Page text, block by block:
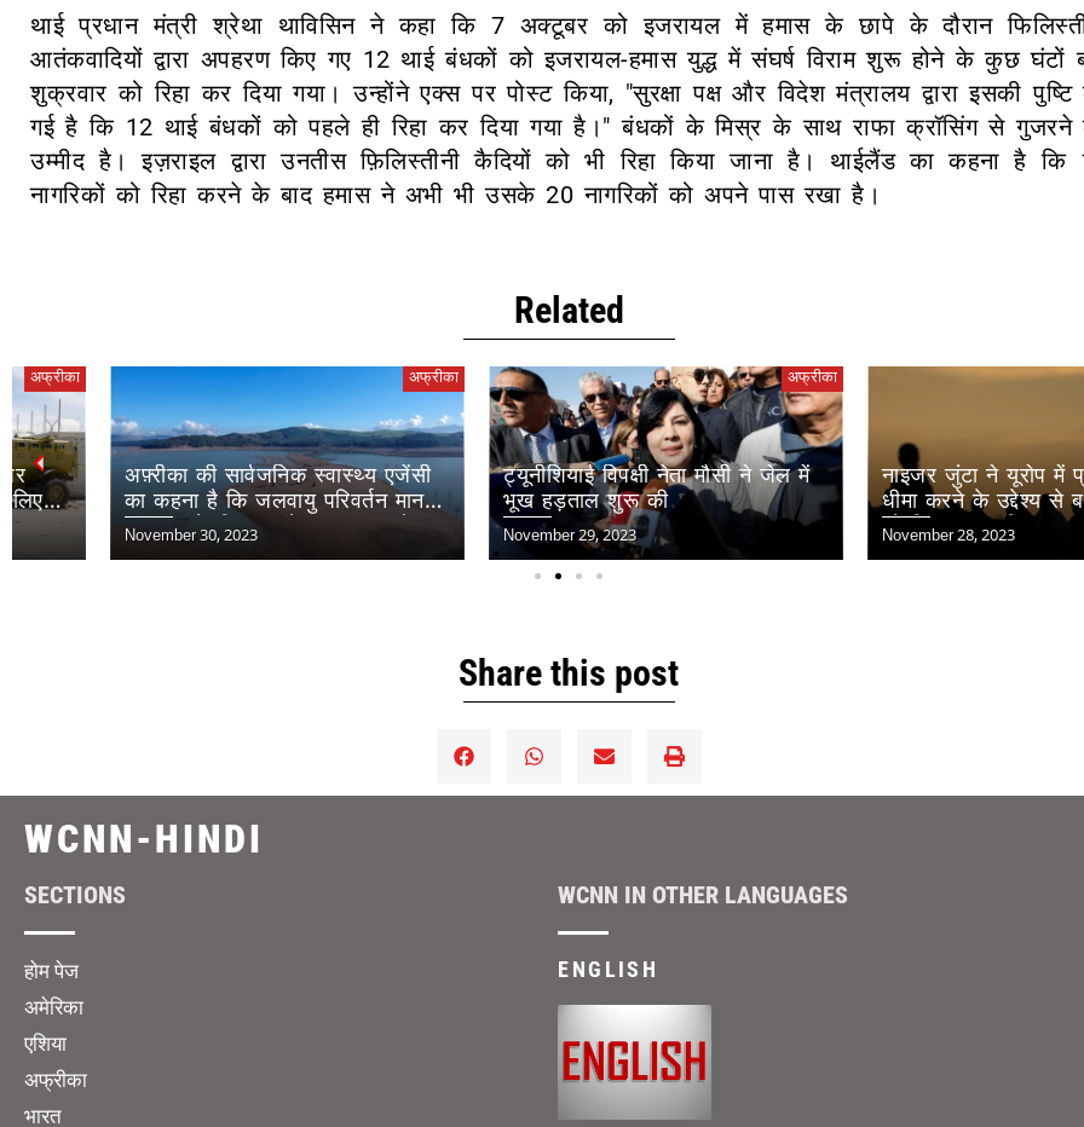
थाई प्रधान मंत्री श्रेथा थाविसिन ने कहा कि 7 अक्टूबर को इजरायल में हमास के छापे के दौरान
आतंकवादियों द्वारा अपहरण किए गए 12 थाई बंधकों को इजरायल-हमास युद्ध में संघर्ष विराम शुरू होने के कुछ घंटों
शुक्रवार को रिहा कर दिया गया। उन्होंने एक्स पर पोस्ट किया, "सुरक्षा पक्ष और विदेश मंत्रालय द्वारा इसकी पुष्टि
गई है कि 12 थाई बंधकों को पहले ही रिहा कर दिया गया है।" बंधकों के मिस्र के साथ राफा क्रॉसिंग से गुजरने
उम्मीद है। इज़राइल द्वारा उनतीस फ़िलिस्तीनी कैदियों को भी रिहा किया जाना है। थाईलैंड का कहना है कि
नागरिकों को रिहा करने के बाद हमास ने अभी भी उसके 20 नागरिकों को अपने पास रखा है।
Related
अफ़्रीका की सार्वजनिक स्वास्थ्य एजेंसी
का कहना है कि जलवायु परिवर्तन मानव
स्वास्थ्य के लिए सबसे बड़ा ख़तरा है
November 30, 2023
अफ्रीका
ट्यूनीशियाई विपक्षी नेता मौसी ने जेल में
भूख हड़ताल शुरू की
November 29, 2023
नाइजर जुंटा ने यूरोप में प्रवासन को
धीमा करने के उद्देश्य से बनाए गए
को निरस्त कर दिया
November 28, 2023
Share this post
WCNN-HINDI
SECTIONS
होम पेज
अमेरिका
एशिया
अफ्रीका
भारत
WCNN IN OTHER LANGUAGES
ENGLISH